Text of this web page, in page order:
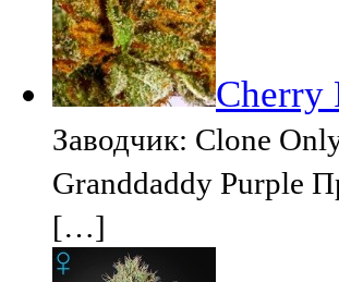
Cherry
Заводчик: Clone
Granddaddy Purple
[…]